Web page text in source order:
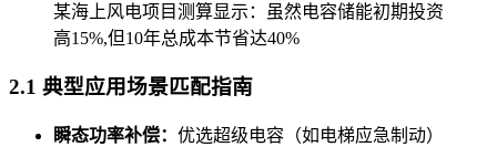
某海上风电项目测算显示：虽然电容储能初期投资
高15%,但10年总成本节省达40%
2.1 典型应用场景匹配指南
瞬态功率补偿： 优选超级电容（如电梯应急制动）